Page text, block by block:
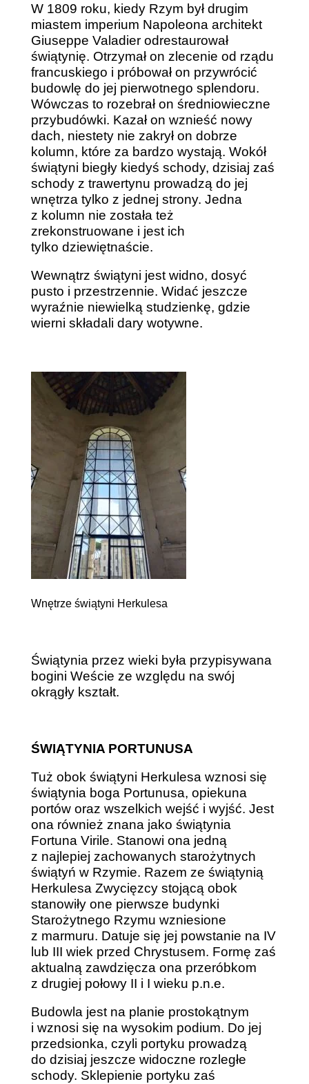
W 1809 roku, kiedy Rzym był drugim
miastem imperium Napoleona architekt
Giuseppe Valadier odrestaurował
świątynię. Otrzymał on zlecenie od rządu
francuskiego i próbował on przywrócić
budowlę do jej pierwotnego splendoru.
Wówczas to rozebrał on średniowieczne
przybudówki. Kazał on wznieść nowy
dach, niestety nie zakrył on dobrze
kolumn, które za bardzo wystają. Wokół
świątyni biegły kiedyś schody, dzisiaj zaś
schody z trawertynu prowadzą do jej
wnętrza tylko z jednej strony. Jedna
z kolumn nie została też
zrekonstruowane i jest ich
tylko dziewiętnaście.
Wewnątrz świątyni jest widno, dosyć
pusto i przestrzennie. Widać jeszcze
wyraźnie niewielką studzienkę, gdzie
wierni składali dary wotywne.
Wnętrze świątyni Herkulesa
Świątynia przez wieki była przypisywana
bogini Weście ze względu na swój
okrągły kształt.
ŚWIĄTYNIA PORTUNUSA
Tuż obok świątyni Herkulesa wznosi się
świątynia boga Portunusa, opiekuna
portów oraz wszelkich wejść i wyjść. Jest
ona również znana jako świątynia
Fortuna Virile. Stanowi ona jedną
z najlepiej zachowanych starożytnych
świątyń w Rzymie. Razem ze świątynią
Herkulesa Zwycięzcy stojącą obok
stanowiły one pierwsze budynki
Starożytnego Rzymu wzniesione
z marmuru. Datuje się jej powstanie na IV
lub III wiek przed Chrystusem. Formę zaś
aktualną zawdzięcza ona przeróbkom
z drugiej połowy II i I wieku p.n.e.
Budowla jest na planie prostokątnym
i wznosi się na wysokim podium. Do jej
przedsionka, czyli portyku prowadzą
do dzisiaj jeszcze widoczne rozległe
schody. Sklepienie portyku zaś